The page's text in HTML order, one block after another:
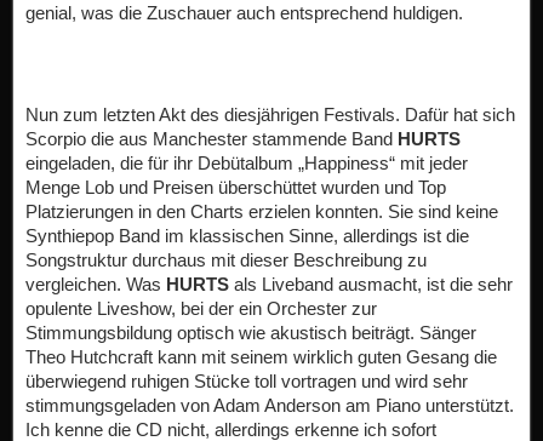
genial, was die Zuschauer auch entsprechend huldigen.
Nun zum letzten Akt des diesjährigen Festivals. Dafür hat sich
Scorpio die aus Manchester stammende Band HURTS
eingeladen, die für ihr Debütalbum „Happiness“ mit jeder
Menge Lob und Preisen überschüttet wurden und Top
Platzierungen in den Charts erzielen konnten. Sie sind keine
Synthiepop Band im klassischen Sinne, allerdings ist die
Songstruktur durchaus mit dieser Beschreibung zu
vergleichen. Was HURTS als Liveband ausmacht, ist die sehr
opulente Liveshow, bei der ein Orchester zur
Stimmungsbildung optisch wie akustisch beiträgt. Sänger
Theo Hutchcraft kann mit seinem wirklich guten Gesang die
überwiegend ruhigen Stücke toll vortragen und wird sehr
stimmungsgeladen von Adam Anderson am Piano unterstützt.
Ich kenne die CD nicht, allerdings erkenne ich sofort